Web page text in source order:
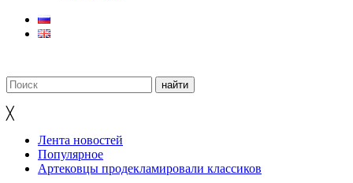
╳
Лента новостей
Популярное
Артековцы продекламировали классиков